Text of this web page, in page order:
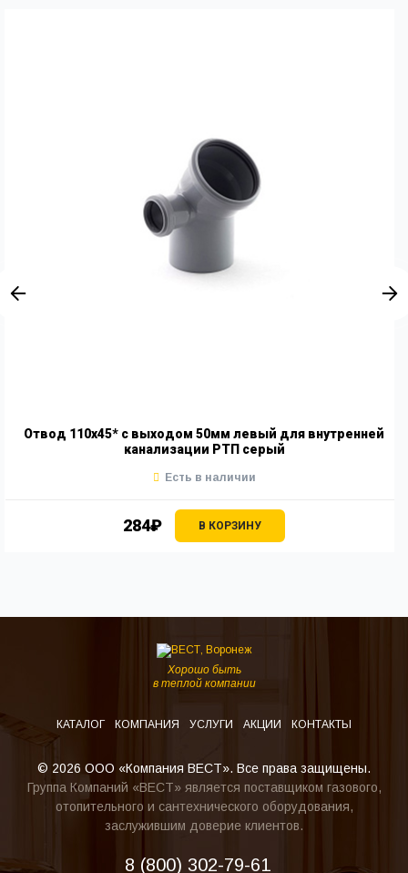
Отвод 110х45* с выходом 50мм левый для внутренней
канализации РТП серый
284₽ В КОРЗИНУ
Есть в наличии
Хорошо быть
в теплой компании
КАТАЛОГ КОМПАНИЯ УСЛУГИ АКЦИИ КОНТАКТЫ
© 2026 ООО «Компания ВЕСТ». Все права защищены.
Группа Компаний «ВЕСТ» является поставщиком газового,
отопительного и сантехнического оборудования,
заслужившим доверие клиентов.
8 (800) 302-79-61